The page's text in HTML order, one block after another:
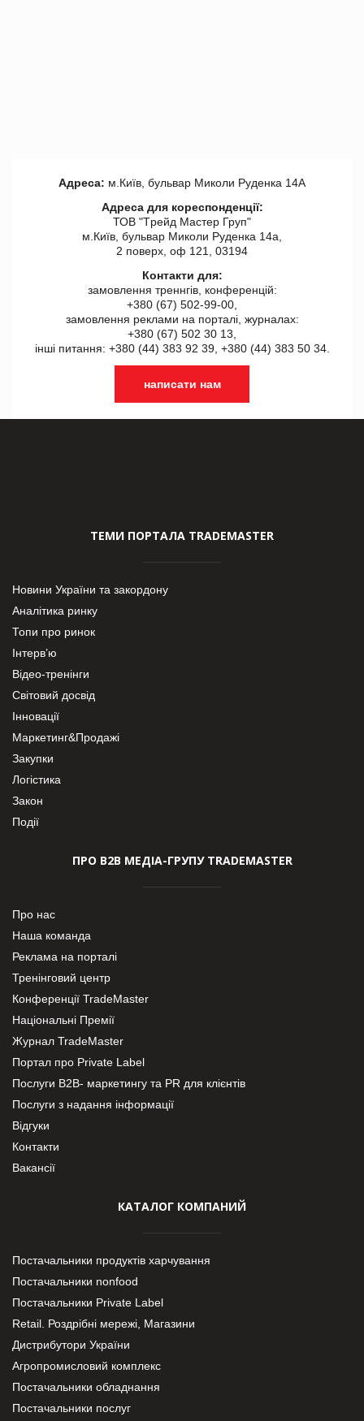
Адреса: м.Київ, бульвар Миколи Руденка 14А
Адреса для кореспонденції:
ТОВ "Tрейд Мастер Груп"
м.Київ, бульвар Миколи Руденка 14а,
2 поверх, оф 121, 03194
Контакти для:
замовлення треннгів, конференцій:
+380 (67) 502-99-00,
замовлення реклами на порталі, журналах:
+380 (67) 502 30 13,
інші питання: +380 (44) 383 92 39, +380 (44) 383 50 34.
написати нам
ТЕМИ ПОРТАЛА TRADEMASTER
Новини України та закордону
Аналітика ринку
Топи про ринок
Інтерв’ю
Відео-тренінги
Світовий досвід
Інновації
Маркетинг&Продажі
Закупки
Логістика
Закон
Події
ПРО В2В МЕДІА-ГРУПУ TRADEMASTER
Про нас
Наша команда
Реклама на порталі
Тренінговий центр
Конференції TradeMaster
Національні Премії
Журнал TradeMaster
Портал про Private Label
Послуги В2В- маркетингу та PR для клієнтів
Послуги з надання інформації
Відгуки
Контакти
Вакансії
КАТАЛОГ КОМПАНИЙ
Постачальники продуктів харчування
Постачальники nonfood
Постачальники Private Label
Retail. Роздрібні мережі, Магазини
Дистрибутори України
Агропромисловий комплекс
Постачальники обладнання
Постачальники послуг